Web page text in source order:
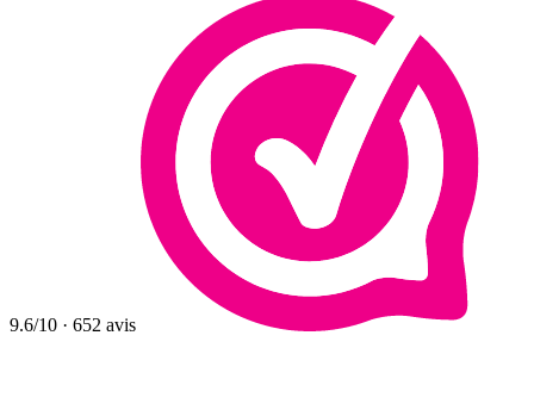
9.6/10 · 652 avis